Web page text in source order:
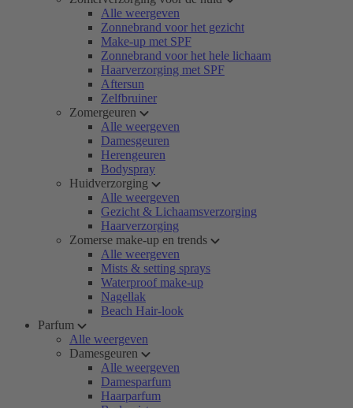
Alle weergeven
Zonnebrand voor het gezicht
Make-up met SPF
Zonnebrand voor het hele lichaam
Haarverzorging met SPF
Aftersun
Zelfbruiner
Zomergeuren
Alle weergeven
Damesgeuren
Herengeuren
Bodyspray
Huidverzorging
Alle weergeven
Gezicht & Lichaamsverzorging
Haarverzorging
Zomerse make-up en trends
Alle weergeven
Mists & setting sprays
Waterproof make-up
Nagellak
Beach Hair-look
Parfum
Alle weergeven
Damesgeuren
Alle weergeven
Damesparfum
Haarparfum